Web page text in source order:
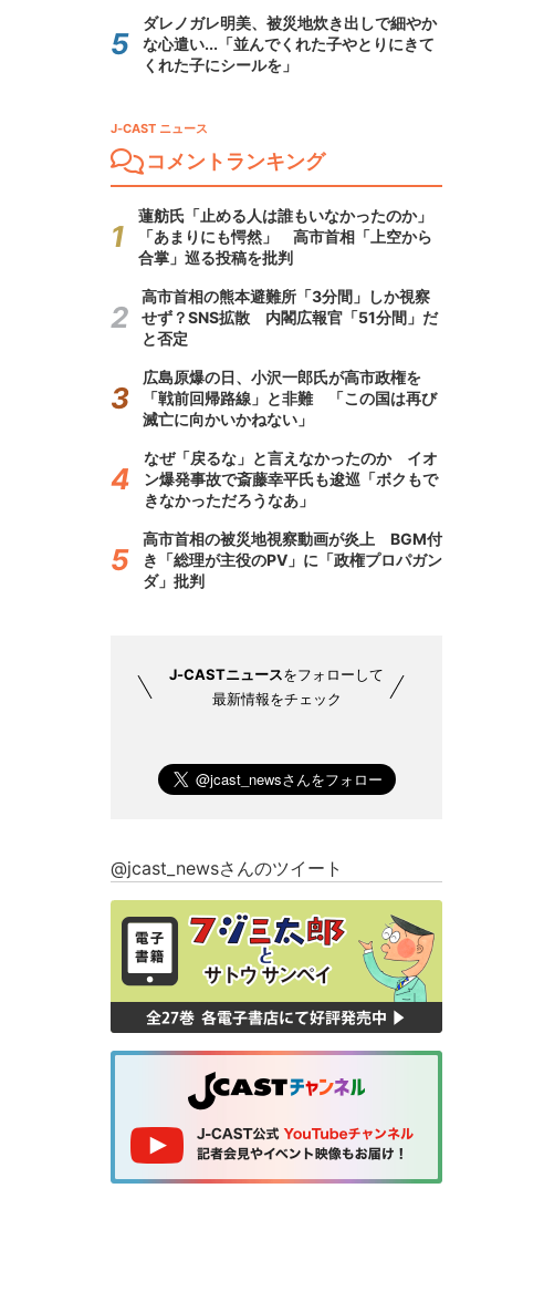
ダレノガレ明美、被災地炊き出しで細やか
な心遣い...「並んでくれた子やとりにきて
くれた子にシールを」
J-CAST ニュース
コメントランキング
蓮舫氏「止める人は誰もいなかったのか」
「あまりにも愕然」 高市首相「上空から
合掌」巡る投稿を批判
高市首相の熊本避難所「3分間」しか視察
せず？SNS拡散 内閣広報官「51分間」だ
と否定
広島原爆の日、小沢一郎氏が高市政権を
「戦前回帰路線」と非難 「この国は再び
滅亡に向かいかねない」
なぜ「戻るな」と言えなかったのか イオ
ン爆発事故で斎藤幸平氏も逡巡「ボクもで
きなかっただろうなあ」
高市首相の被災地視察動画が炎上 BGM付
き「総理が主役のPV」に「政権プロパガン
ダ」批判
J-CASTニュースをフォローして
最新情報をチェック
@jcast_newsさんのツイート